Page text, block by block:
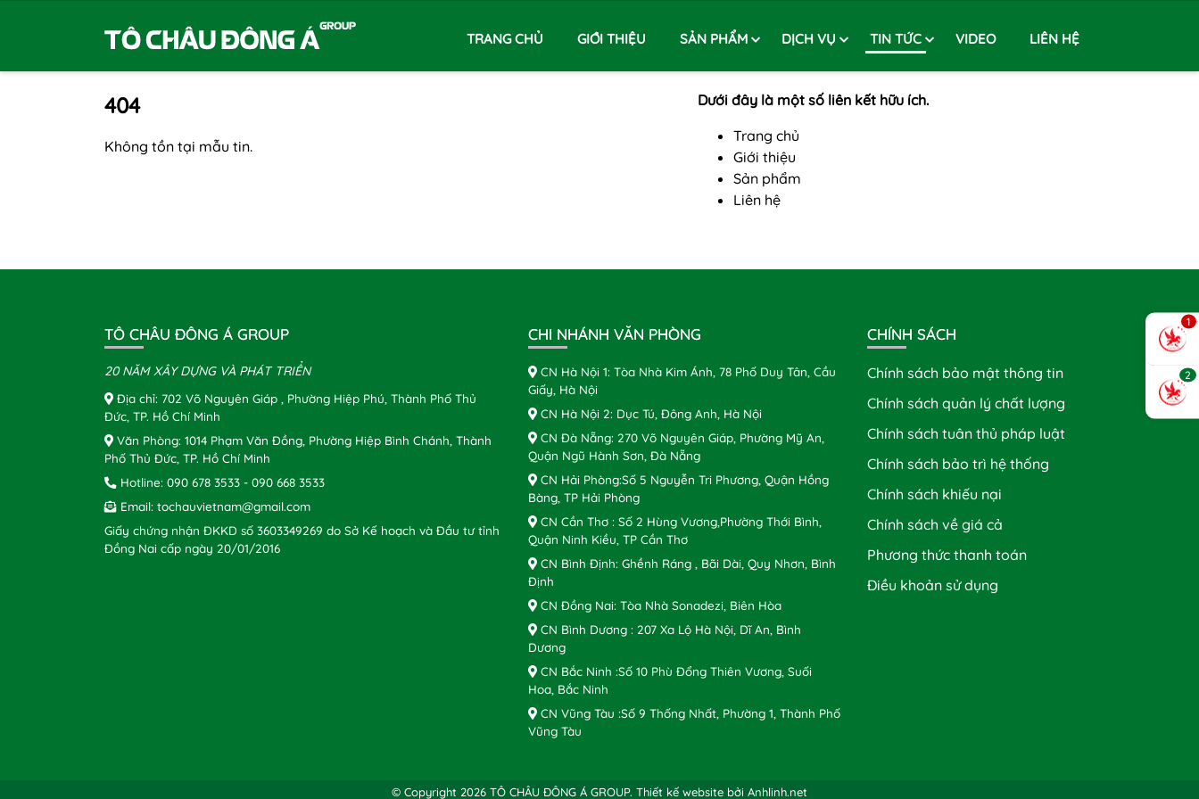
TRANG CHỦ GIỚI THIỆU SẢN PHẨM DỊCH VỤ TIN TỨC VIDEO LIÊN HỆ
404
Không tồn tại mẫu tin.
Dưới đây là một số liên kết hữu ích.
Trang chủ
Giới thiệu
Sản phẩm
Liên hệ
TÔ CHÂU ĐÔNG Á GROUP
20 NĂM XÂY DỰNG VÀ PHÁT TRIỂN
Địa chỉ: 702 Võ Nguyên Giáp , Phường Hiệp Phú, Thành Phố Thủ
Đức, TP. Hồ Chí Minh
Văn Phòng: 1014 Phạm Văn Đồng, Phường Hiệp Bình Chánh, Thành
Phố Thủ Đức, TP. Hồ Chí Minh
Hotline: 090 678 3533 - 090 668 3533
Email: tochauvietnam@gmail.com
Giấy chứng nhận ĐKKD số 3603349269 do Sở Kế hoạch và Đầu tư tỉnh
Đồng Nai cấp ngày 20/01/2016
1
2
CHI NHÁNH VĂN PHÒNG
CN Hà Nội 1: Tòa Nhà Kim Ánh, 78 Phố Duy Tân, Cầu
Giấy, Hà Nội
CN Hà Nội 2: Dục Tú, Đông Anh, Hà Nội
CN Đà Nẵng: 270 Võ Nguyên Giáp, Phường Mỹ An,
Quận Ngũ Hành Sơn, Đà Nẵng
CN Hải Phòng:Số 5 Nguyễn Tri Phương, Quận Hồng
Bàng, TP Hải Phòng
CN Cần Thơ : Số 2 Hùng Vương,Phường Thới Bình,
Quận Ninh Kiều, TP Cần Thơ
CN Bình Định: Ghềnh Ráng , Bãi Dài, Quy Nhơn, Bình
Định
CN Đồng Nai: Tòa Nhà Sonadezi, Biên Hòa
CN Bình Dương : 207 Xa Lộ Hà Nội, Dĩ An, Bình
Dương
CN Bắc Ninh :Số 10 Phù Đổng Thiên Vương, Suối
Hoa, Bắc Ninh
CN Vũng Tàu :Số 9 Thống Nhất, Phường 1, Thành Phố
Vũng Tàu
CHÍNH SÁCH
Chính sách bảo mật thông tin
Chính sách quản lý chất lượng
Chính sách tuân thủ pháp luật
Chính sách bảo trì hệ thống
Chính sách khiếu nại
Chính sách về giá cả
Phương thức thanh toán
Điều khoản sử dụng
© Copyright 2026 TÔ CHÂU ĐÔNG Á GROUP. Thiết kế website bởi Anhlinh.net